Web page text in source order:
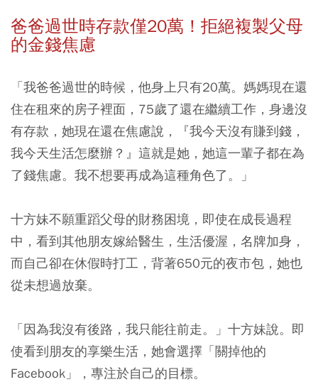
爸爸過世時存款僅20萬！拒絕複製父母
的金錢焦慮
「我爸爸過世的時候，他身上只有20萬。媽媽現在還
住在租來的房子裡面，75歲了還在繼續工作，身邊沒
有存款，她現在還在焦慮說，『我今天沒有賺到錢，
我今天生活怎麼辦？』這就是她，她這一輩子都在為
了錢焦慮。我不想要再成為這種角色了。」
十方妹不願重蹈父母的財務困境，即使在成長過程
中，看到其他朋友嫁給醫生，生活優渥，名牌加身，
而自己卻在休假時打工，背著650元的夜市包，她也
從未想過放棄。
「因為我沒有後路，我只能往前走。」十方妹說。即
使看到朋友的享樂生活，她會選擇「關掉他的
Facebook」，專注於自己的目標。